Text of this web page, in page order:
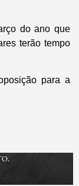
do ano que
terão tempo
para a